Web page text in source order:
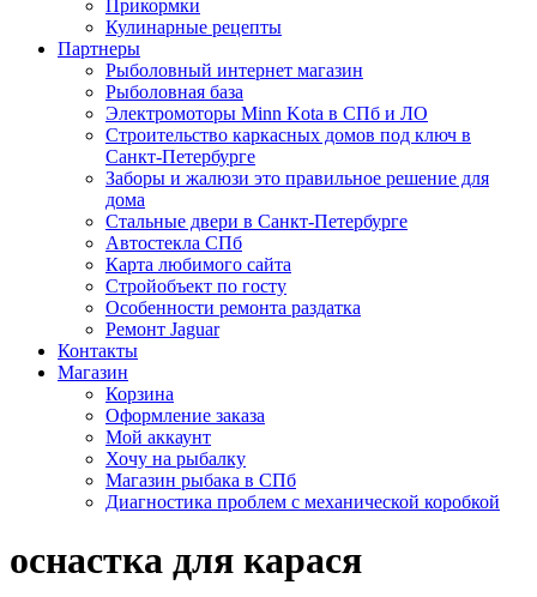
Прикормки
Кулинарные рецепты
Партнеры
Рыболовный интернет магазин
Рыболовная база
Электромоторы Minn Kota в СПб и ЛО
Строительство каркасных домов под ключ в
Санкт-Петербурге
Заборы и жалюзи это правильное решение для
дома
Стальные двери в Санкт-Петербурге
Автостекла СПб
Карта любимого сайта
Стройобъект по госту
Особенности ремонта раздатка
Ремонт Jaguar
Контакты
Магазин
Корзина
Оформление заказа
Мой аккаунт
Хочу на рыбалку
Магазин рыбака в СПб
Диагностика проблем с механической коробкой
оснастка для карася